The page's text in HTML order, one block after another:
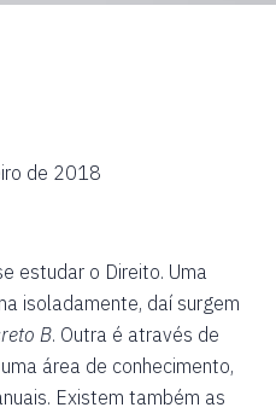
de 2018
estudar o Direito. Uma
isoladamente, daí surgem
B. Outra é através de
área de conhecimento,
Existem também as